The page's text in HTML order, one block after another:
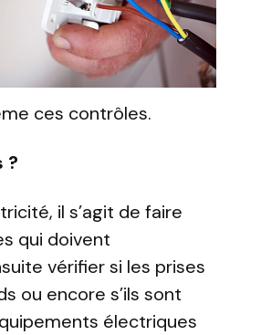
ces contrôles.
?
il s’agit de faire
qui doivent
vérifier si les prises
ou encore s’ils sont
électriques